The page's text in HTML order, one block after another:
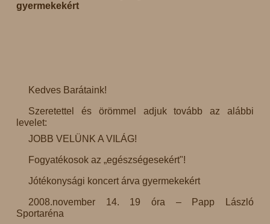
gyermekekért
Kedves Barátaink!
Szeretettel és örömmel adjuk tovább az alábbi
levelet:
JOBB VELÜNK A VILÁG!
Fogyatékosok az „egészségesekért"!
Jótékonysági koncert árva gyermekekért
2008.november 14. 19 óra – Papp László
Sportaréna